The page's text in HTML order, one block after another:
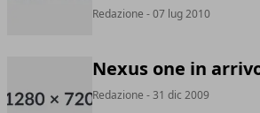
Redazione - 07 lug 2010
Nexus one in
Redazione - 31 dic 2009